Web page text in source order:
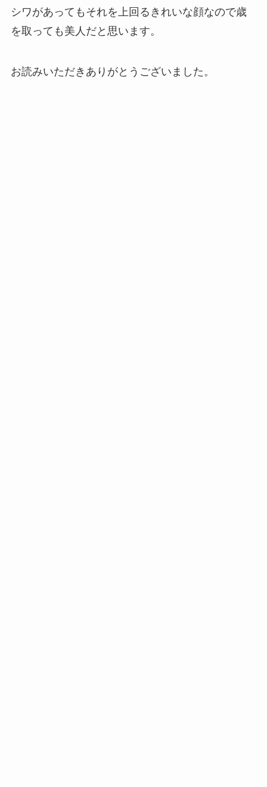
シワがあってもそれを上回るきれいな顔なので歳
を取っても美人だと思います。
お読みいただきありがとうございました。